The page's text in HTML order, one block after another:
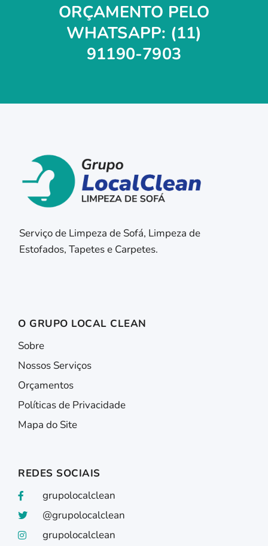
ORÇAMENTO PELO
WHATSAPP: (11)
91190-7903
REDES SOCIAIS
grupolocalclean
@grupolocalclean
grupolocalclean
O GRUPO LOCAL CLEAN
Sobre
Nossos Serviços
Orçamentos
Políticas de Privacidade
Mapa do Site
Serviço de Limpeza de Sofá, Limpeza de
Estofados, Tapetes e Carpetes.